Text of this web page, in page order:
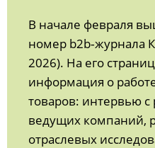
В начале февраля
номер b2b‑журнала
2026). На его
информация о
товаров: интервью
ведущих компаний,
отраслевых